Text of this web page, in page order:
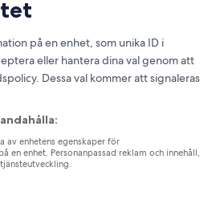
på en enhet, som unika ID i
eller hantera dina val genom att
Dessa val kommer att signaleras
enhetens egenskaper för
enhet. Personanpassad reklam och innehåll,